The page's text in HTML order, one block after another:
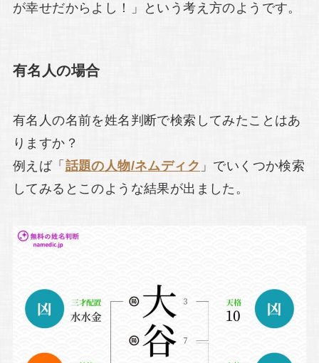
が幸せだからよし！」という考え方のようです。
有名人の場合
有名人の名前を姓名判断で検索してみたことはあ
りますか？
例えば「 話題の人物/ネムディク 」でいくつか検索
してみるとこのような結果が出ました。